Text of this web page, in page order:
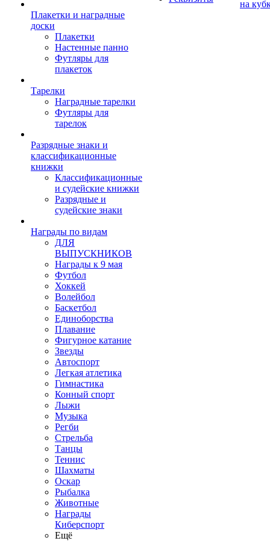
Плакетки и наградные
доски
Плакетки
Настенные панно
Футляры для
плакеток
Тарелки
Наградные тарелки
Футляры для
тарелок
Разрядные знаки и
классификационные
книжки
Классификационные
и судейские книжки
Разрядные и
судейские знаки
Награды по видам
ДЛЯ
ВЫПУСКНИКОВ
Награды к 9 мая
Футбол
Хоккей
Волейбол
Баскетбол
Единоборства
Плавание
Фигурное катание
Звезды
Автоспорт
Легкая атлетика
Гимнастика
Конный спорт
Лыжи
Музыка
Регби
Стрельба
Танцы
Теннис
Шахматы
Оскар
Рыбалка
Животные
Награды
Киберспорт
Ещё
на